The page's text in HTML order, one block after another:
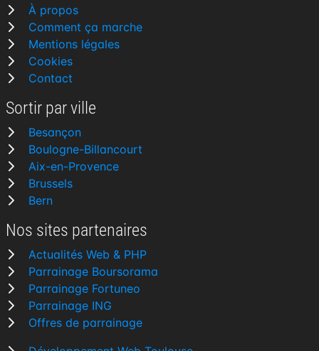
À propos
Comment ça marche
Mentions légales
Cookies
Contact
Sortir par ville
Besançon
Boulogne-Billancourt
Aix-en-Provence
Brussels
Bern
Nos sites partenaires
Actualités Web & PHP
Parrainage Boursorama
Parrainage Fortuneo
Parrainage ING
Offres de parrainage